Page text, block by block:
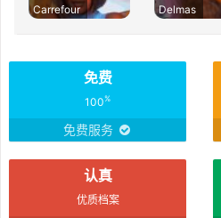
Carrefour
Delmas
免费
100%
免费服务
认真
优质档案